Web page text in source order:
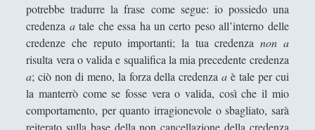
► Un Po’ Di Narrativa(7)
Attualità(12)
► Azione Filosofica(4)
► Cinema e Serie (15)
► Collana di Scuola Filosofica(13)
potrebbe tradurre la frase come segue: io possiedo una
credenza atale che essa ha un certo peso all’interno delle
credenze che reputo importanti; la tua credenzanon a
risulta vera o valida e squalifica la mia precedente credenza
a; ciò non di meno, la forza della credenzaa è tale per cui
la manterrò come se fosse vera o valida, così che il mio
comportamento, per quanto irragionevole o sbagliato, sarà
reiterato sulla base della non cancellazione della credenza